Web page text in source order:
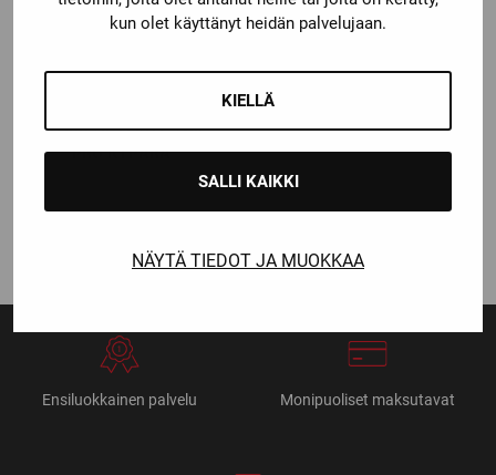
kun olet käyttänyt heidän palvelujaan.
KIELLÄ
SALLI KAIKKI
NÄYTÄ TIEDOT JA MUOKKAA
WARRIOR ALPHA ONE
PRO KYPÄRÄ
Katso kaikki vaihtoehdot
149,00€
Ensiluokkainen palvelu Monipuoliset maksutavat